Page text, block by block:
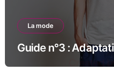
La mode
Guide n°3 :